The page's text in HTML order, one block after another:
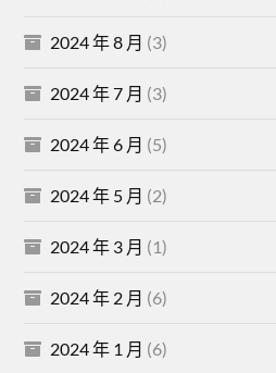
2024 年 8 月 (3)
2024 年 7 月 (3)
2024 年 6 月 (5)
2024 年 5 月 (2)
2024 年 3 月 (1)
2024 年 2 月 (6)
2024 年 1 月 (6)